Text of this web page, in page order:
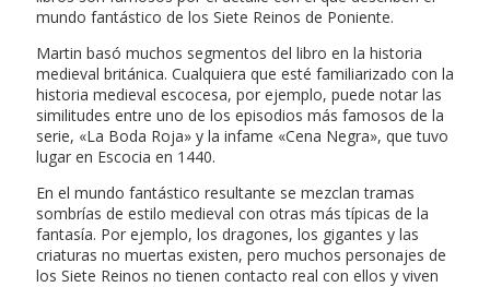
mundo fantástico de los Siete Reinos de Poniente.
Martin basó muchos segmentos del libro en la historia
medieval británica. Cualquiera que esté familiarizado con la
historia medieval escocesa, por ejemplo, puede notar las
similitudes entre uno de los episodios más famosos de la
serie, «La Boda Roja» y la infame «Cena Negra», que tuvo
lugar en Escocia en 1440.
En el mundo fantástico resultante se mezclan tramas
sombrías de estilo medieval con otras más típicas de la
fantasía. Por ejemplo, los dragones, los gigantes y las
criaturas no muertas existen, pero muchos personajes de
los Siete Reinos no tienen contacto real con ellos y viven